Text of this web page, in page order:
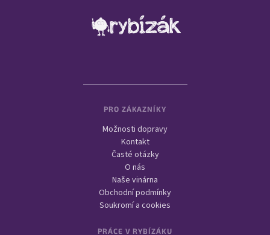
PRO ZÁKAZNÍKY
Možnosti dopravy
Kontakt
Časté otázky
O nás
Naše vinárna
Obchodní podmínky
Soukromí a cookies
PRÁCE V RYBÍZÁKU